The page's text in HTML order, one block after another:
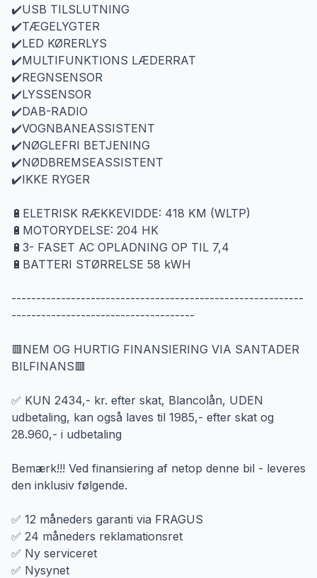
✔️USB TILSLUTNING
✔️TÆGELYGTER
✔️LED KØRERLYS
✔️MULTIFUNKTIONS LÆDERRAT
✔️REGNSENSOR
✔️LYSSENSOR
✔️DAB-RADIO
✔️VOGNBANEASSISTENT
✔️NØGLEFRI BETJENING
✔️NØDBREMSEASSISTENT
✔️IKKE RYGER
🔋ELETRISK RÆKKEVIDDE: 418 KM (WLTP)
🔋MOTORYDELSE: 204 HK
🔋3- FASET AC OPLADNING OP TIL 7,4
🔋BATTERI STØRRELSE 58 kWH
-----------------------------------------------------------
-------------------------------------
🟥NEM OG HURTIG FINANSIERING VIA SANTADER
BILFINANS🟥
✅ KUN 2434,- kr. efter skat, Blancolån, UDEN
udbetaling, kan også laves til 1985,- efter skat og
28.960,- i udbetaling
Bemærk!!! Ved finansiering af netop denne bil - leveres
den inklusiv følgende.
✅ 12 måneders garanti via FRAGUS
✅ 24 måneders reklamationsret
✅ Ny serviceret
✅ Nysynet